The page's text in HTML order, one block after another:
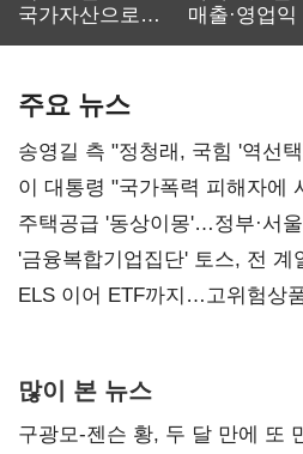
국가자산으로…'
매출·영업익
주요 뉴스
송영길 측 "정청래, 국힘 '역선
총선 지휘 못해"
이 대통령 "국가폭력 피해자에
진실 밝혀야"
주택공급 '동상이몽'…정부·서
'금융복합기업집단' 토스, 전 계
ELS 이어 ETF까지…고위험상
많이 본 뉴스
구광모-젠슨 황, 두 달 만에 또